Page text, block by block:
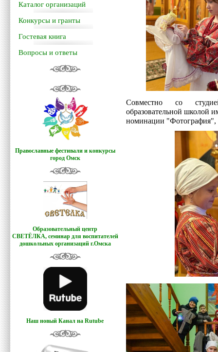
Каталог организаций
Конкурсы и гранты
Гостевая книга
Вопросы и ответы
Православные фестивали и конкурсы
город Омск
Образовательный центр
СВЕТЁЛКА, семинар для воспитателей
дошкольных организаций г.Омска
Наш новый Канал на Rutube
Совместно со
образовательной школой
номинации "Фотография",